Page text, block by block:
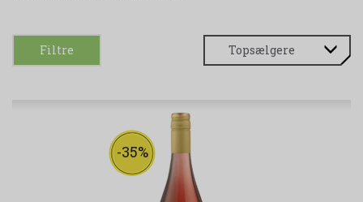
Filtre
-35%